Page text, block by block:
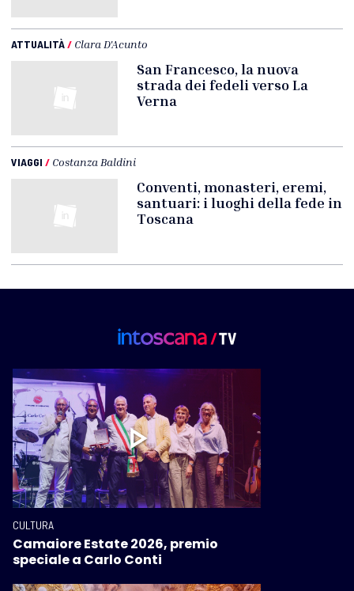
ATTUALITÀ/ Clara D'Acunto
San Francesco, la nuova
strada dei fedeli verso La
Verna
VIAGGI / Costanza Baldini
Conventi, monasteri, eremi,
santuari: i luoghi della fede in
Toscana
CULTURA
Camaiore Estate 2026, premio
speciale a Carlo Conti